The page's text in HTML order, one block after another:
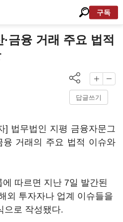
구독
금융 거래 주요 법적
답글쓰기
] 법무법인 지평 금융자문그
거래의 주요 법적 이슈와
따르면 지난 7일 발간된
외 투자자나 업계 이슈들을
으로 작성됐다.